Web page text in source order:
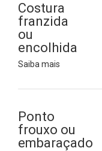
Costura
franzida
ou
encolhida
Saiba mais
Ponto
frouxo ou
embaraçado